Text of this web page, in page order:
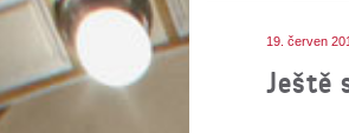
19. červen
Ještě